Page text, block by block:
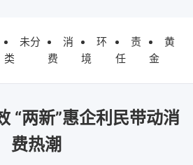
未分
类
消
费
环
境
责
任
黄
金
“两新”惠企利民带动消
费热潮